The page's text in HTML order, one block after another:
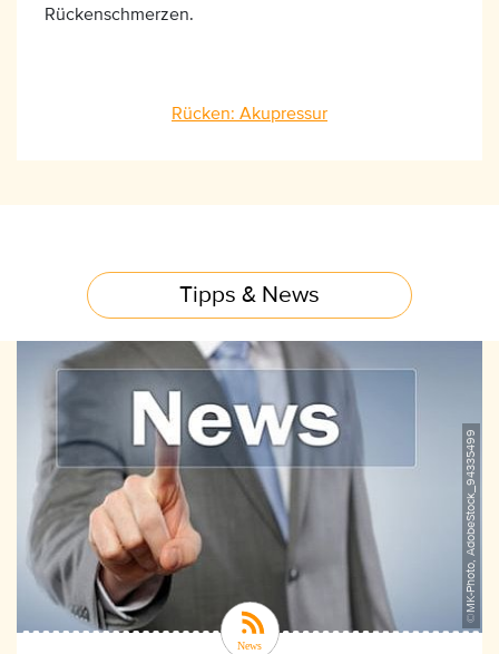
Rückenschmerzen.
Rücken: Akupressur
Tipps & News
©MK-Photo, AdobeStock_94335499